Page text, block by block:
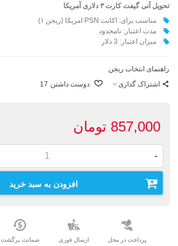
تحویل آنی گیفت کارت ۳ دلاری آمریکا
مناسب برای: اکانت PSN امریکا (ریجن ۱)
مدت اعتبار: نامحدود
میزان اعتبار: 3 دلار
راهنمای انتخاب ریجن
اشتراک گذاری
دوست داشتن 17
857,000 تومان
-
افزودن به سبد خرید
پرداخت در محل ارسال فوری ضمانت برگشت